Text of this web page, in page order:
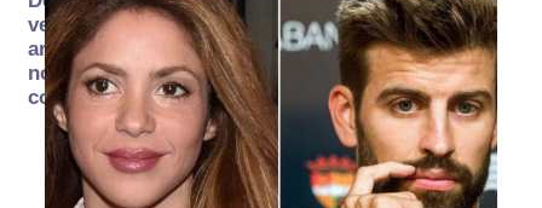
verdad
arde… pero
no se
consume